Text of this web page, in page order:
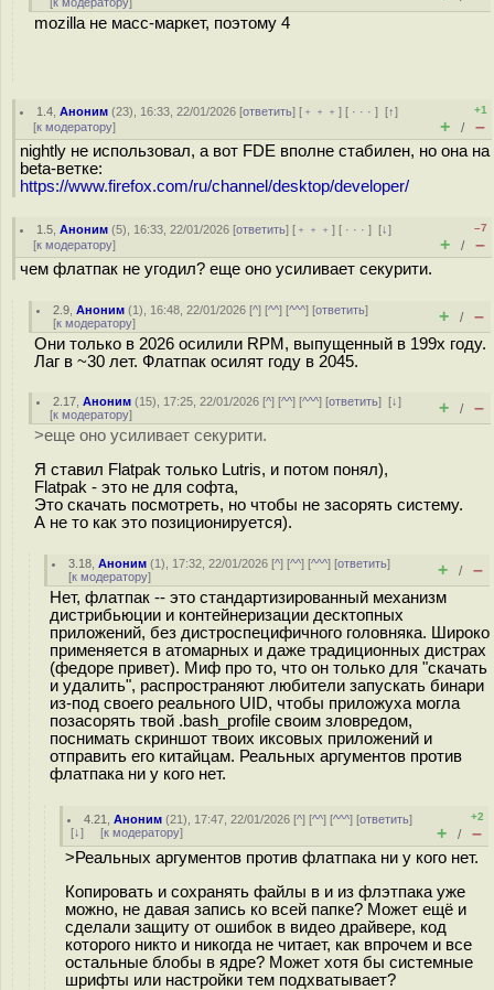
mozilla не масс-маркет, поэтому 4
1.4 ,Аноним (23), 16:33, 22/01/2026 [ответить] [ ﹢﹢﹢] [ · · ·][↑]
[к модератору]
+1
+ / –
nightly не использовал, а вот FDE вполне стабилен, но она на
beta-ветке:
https://www.firefox.com/ru/channel/desktop/developer/
1.5 ,Аноним (5), 16:33, 22/01/2026 [ответить] [ ﹢﹢﹢] [ · · ·][↓]
[к модератору]
–7
+ / –
чем флатпак не угодил? еще оно усиливает секурити.
2.9 ,Аноним (1), 16:48, 22/01/2026 [^] [^^] [^^^] [ответить]
[к модератору] + / –
Они только в 2026 осилили RPM, выпущенный в 199x году.
Лаг в ~30 лет. Флатпак осилят году в 2045.
2.17 ,Аноним (15), 17:25, 22/01/2026 [^] [^^] [^^^] [ответить][↓]
[к модератору] + / –
>еще оно усиливает секурити.
Я ставил Flatpak только Lutris, и потом понял),
Flatpak - это не для софта,
Это скачать посмотреть, но чтобы не засорять систему.
А не то как это позиционируется).
3.18 ,Аноним (1), 17:32, 22/01/2026 [^] [^^] [^^^] [ответить]
[к модератору] + / –
Нет, флатпак -- это стандартизированный механизм
дистрибьюции и контейнеризации десктопных
приложений, без дистроспецифичного головняка. Широко
применяется в атомарных и даже традиционных дистрах
(федоре привет). Миф про то, что он только для "скачать
и удалить", распространяют любители запускать бинари
из-под своего реального UID, чтобы приложуха могла
позасорять твой .bash_profile своим зловредом,
поснимать скриншот твоих иксовых приложений и
отправить его китайцам. Реальных аргументов против
флатпака ни у кого нет.
4.21 ,Аноним (21), 17:47, 22/01/2026 [^] [^^] [^^^] [ответить]
[↓] [к модератору]
+2
+ / –
>Реальных аргументов против флатпака ни у кого нет.
Копировать и сохранять файлы в и из флэтпака уже
можно, не давая запись ко всей папке? Может ещё и
сделали защиту от ошибок в видео драйвере, код
которого никто и никогда не читает, как впрочем и все
остальные блобы в ядре? Может хотя бы системные
шрифты или настройки тем подхватывает?